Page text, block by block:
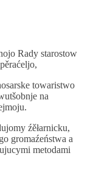
Rady starostow
towaristwo
na
źěłarnicku,
gromaźeństwa a
metodami